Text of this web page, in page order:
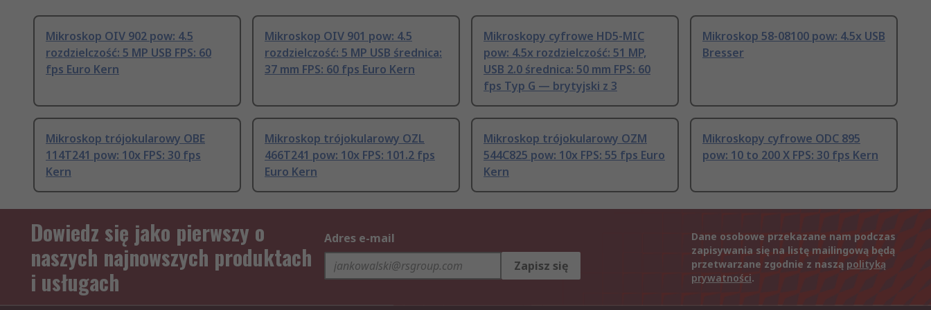
Mikroskop OIV 902 pow: 4.5
rozdzielczość: 5 MP USB FPS: 60
fps Euro Kern
Mikroskop OIV 901 pow: 4.5
rozdzielczość: 5 MP USB średnica:
37 mm FPS: 60 fps Euro Kern
Mikroskopy cyfrowe HD5-MIC
pow: 4.5x rozdzielczość: 51 MP,
USB 2.0 średnica: 50 mm FPS: 60
fps Typ G — brytyjski z 3
Mikroskop 58-08100 pow: 4.5x USB
Bresser
Mikroskop trójokularowy OBE
114T241 pow: 10x FPS: 30 fps
Kern
Mikroskop trójokularowy OZL
466T241 pow: 10x FPS: 101.2 fps
Euro Kern
Mikroskop trójokularowy OZM
544C825 pow: 10x FPS: 55 fps Euro
Kern
Mikroskopy cyfrowe ODC 895
pow: 10 to 200 X FPS: 30 fps Kern
Dowiedz się jako pierwszy o
naszych najnowszych produktach
i usługach
Adres e-mail
Zapisz się
Dane osobowe przekazane nam podczas
zapisywania się na listę mailingową będą
przetwarzane zgodnie z naszą polityką
prywatności.